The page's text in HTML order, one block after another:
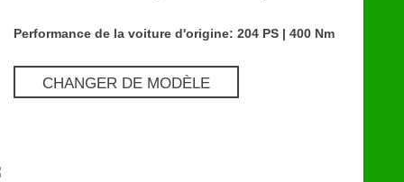
Performance de la voiture d'origine: 204 PS | 400 Nm
CHANGER DE MODÈLE